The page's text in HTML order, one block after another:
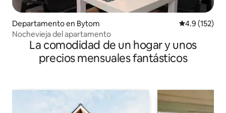
Departamento en Bytom Calificación
4.9 (152)
Nochevieja del apartamento
La comodidad de un hogar y unos
precios mensuales fantásticos